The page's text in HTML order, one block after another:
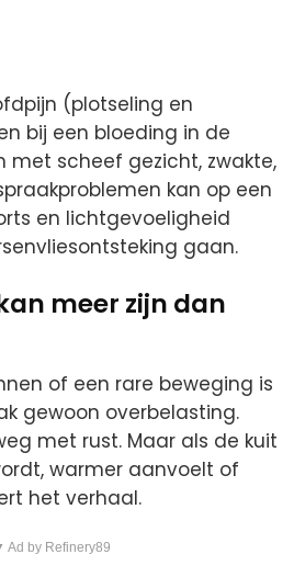
(plotseling en
bij een bloeding in de
met scheef gezicht, zwakte,
kan op een
en lichtgevoeligheid
gaan.
meer zijn dan
of een rare beweging is
gewoon overbelasting.
met rust. Maar als de kuit
warmer aanvoelt of
het verhaal.
Ad by Refinery89